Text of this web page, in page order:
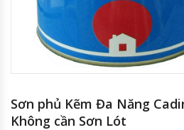
Sơn phủ Kẽm Đa Năng
Không cần Sơn Lót